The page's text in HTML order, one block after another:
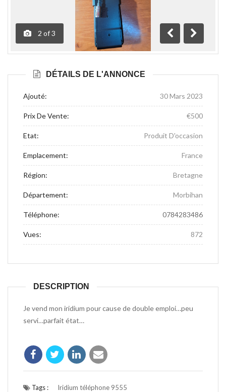
2 of3
Précédente
Suivante
DÉTAILS DE L'ANNONCE
Ajouté: 30 Mars 2023
Prix De Vente: €500
Etat: Produit D'occasion
Emplacement: France
Région: Bretagne
Département: Morbihan
Téléphone: 0784283486
Vues: 872
DESCRIPTION
Je vend mon iridium pour cause de double emploi…peu
servi…parfait état…
Tags : Iridium téléphone 9555